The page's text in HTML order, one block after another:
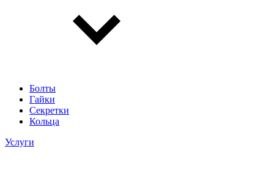
Болты
Гайки
Секретки
Кольца
Услуги